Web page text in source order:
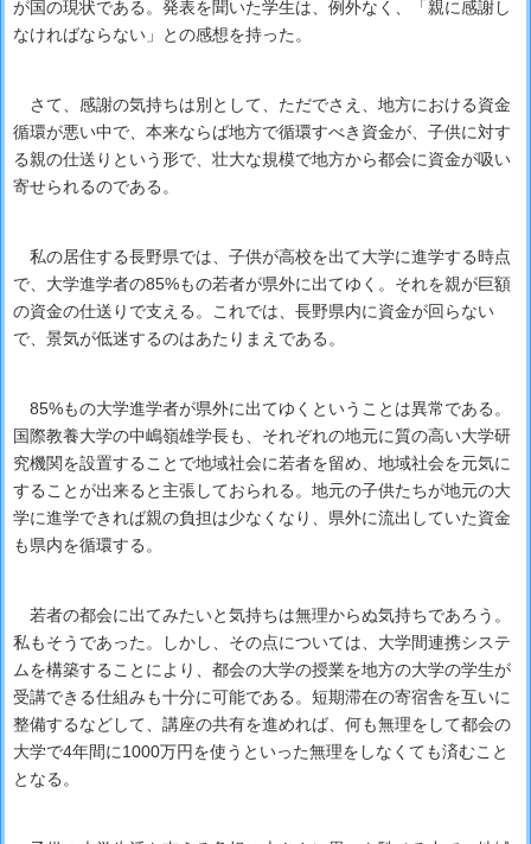
が国の現状である。発表を聞いた学生は、例外なく、「親に感謝し
なければならない」との感想を持った。
さて、感謝の気持ちは別として、ただでさえ、地方における資金
循環が悪い中で、本来ならば地方で循環すべき資金が、子供に対す
る親の仕送りという形で、壮大な規模で地方から都会に資金が吸い
寄せられるのである。
私の居住する長野県では、子供が高校を出て大学に進学する時点
で、大学進学者の85%もの若者が県外に出てゆく。それを親が巨額
の資金の仕送りで支える。これでは、長野県内に資金が回らない
で、景気が低迷するのはあたりまえである。
85%もの大学進学者が県外に出てゆくということは異常である。
国際教養大学の中嶋嶺雄学長も、それぞれの地元に質の高い大学研
究機関を設置することで地域社会に若者を留め、地域社会を元気に
することが出来ると主張しておられる。地元の子供たちが地元の大
学に進学できれば親の負担は少なくなり、県外に流出していた資金
も県内を循環する。
若者の都会に出てみたいと気持ちは無理からぬ気持ちであろう。
私もそうであった。しかし、その点については、大学間連携システ
ムを構築することにより、都会の大学の授業を地方の大学の学生が
受講できる仕組みも十分に可能である。短期滞在の寄宿舎を互いに
整備するなどして、講座の共有を進めれば、何も無理をして都会の
大学で4年間に1000万円を使うといった無理をしなくても済むこと
となる。